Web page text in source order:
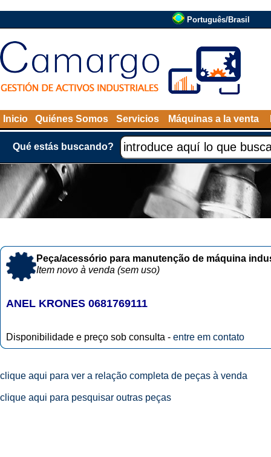
Português/Brasil
Inicio Quiénes Somos Servicios Máquinas a la venta
Qué estás buscando?
Peça/acessório para manutenção de máquina
Item novo à venda (sem uso)
ANEL KRONES 0681769111
Disponibilidade e preço sob consulta - entre em contato
clique aqui para ver a relação completa de peças à venda
clique aqui para pesquisar outras peças